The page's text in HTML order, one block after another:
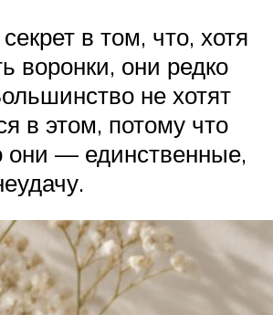
в том, что, хотя
воронки, они редко
не хотят
в этом, потому что
они — единственные,